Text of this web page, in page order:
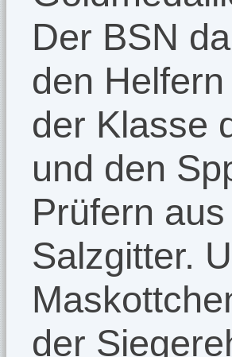
Der BSN
den
der Klasse
und den
Prüfern
Salzgitter.
der